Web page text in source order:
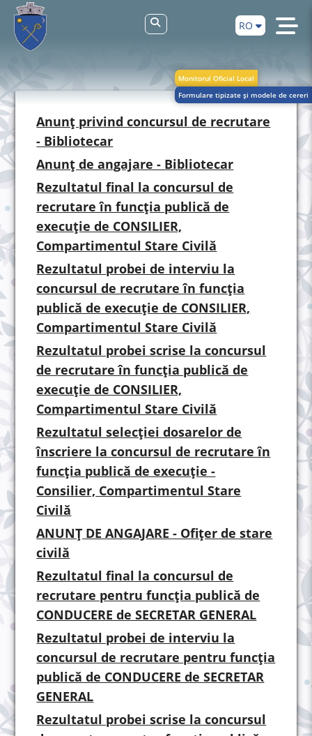
RO
Monitorul Oficial Local
Formulare tipizate și modele de cereri
Anunț privind concursul de recrutare
- Bibliotecar
Anunț de angajare - Bibliotecar
Rezultatul final la concursul de
recrutare în funcția publică de
execuție de CONSILIER,
Compartimentul Stare Civilă
Rezultatul probei de interviu la
concursul de recrutare în funcția
publică de execuție de CONSILIER,
Compartimentul Stare Civilă
Rezultatul probei scrise la concursul
de recrutare în funcția publică de
execuție de CONSILIER,
Compartimentul Stare Civilă
Rezultatul selecției dosarelor de
înscriere la concursul de recrutare în
funcția publică de execuție -
Consilier, Compartimentul Stare
Civilă
ANUNȚ DE ANGAJARE - Ofițer de stare
civilă
Rezultatul final la concursul de
recrutare pentru funcția publică de
CONDUCERE de SECRETAR GENERAL
Rezultatul probei de interviu la
concursul de recrutare pentru funcția
publică de CONDUCERE de SECRETAR
GENERAL
Rezultatul probei scrise la concursul